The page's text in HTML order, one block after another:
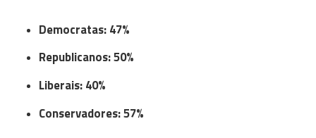
Democratas: 47%
Republicanos: 50%
Liberais: 40%
Conservadores: 57%